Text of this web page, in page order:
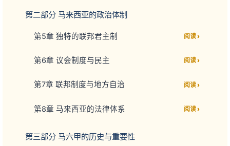
第二部分 马来西亚的政治体制
第5章 独特的联邦君主制 阅读 ›
第6章 议会制度与民主 阅读 ›
第7章 联邦制度与地方自治 阅读 ›
第8章 马来西亚的法律体系 阅读 ›
第三部分 马六甲的历史与重要性